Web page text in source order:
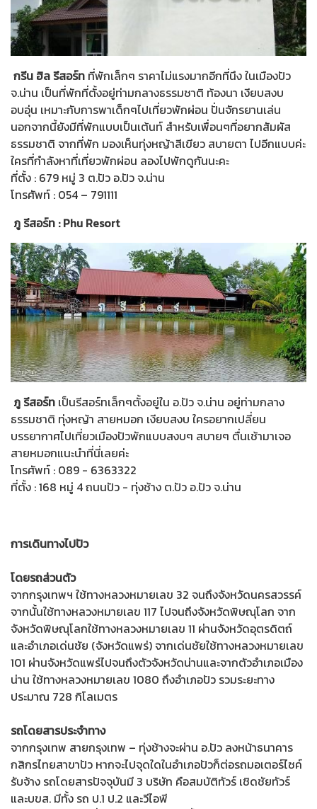
กรีน ฮิล รีสอร์ท ที่พักเล็กๆ ราคาไม่แรงมากอีกที่นึง ในเมืองปัว
จ.น่าน เป็นที่พักที่ตั้งอยู่ท่ามกลางธรรมชาติ ท้องนา เงียบสงบ
อบอุ่น เหมาะกับการพาเด็กๆไปเที่ยวพักผ่อน ปั่นจักรยานเล่น
นอกจากนี้ยังมีที่พักแบบเป็นเต้นท์ สำหรับเพื่อนๆที่อยากสัมผัส
ธรรมชาติ จากที่พัก มองเห็นทุ่งหญ้าสีเขียว สบายตา ไปอีกแบบค่ะ
ใครที่กำลังหาที่เที่ยวพักผ่อน ลองไปพักดูกันนะคะ
ที่ตั้ง : 679 หมู่ 3 ต.ปัว อ.ปัว จ.น่าน
โทรศัพท์ : 054 – 791111
ภู รีสอร์ท : Phu Resort
ภู รีสอร์ท เป็นรีสอร์ทเล็กๆตั้งอยู่ใน อ.ปัว จ.น่าน อยู่ท่ามกลาง
ธรรมชาติ ทุ่งหญ้า สายหมอก เงียบสงบ ใครอยากเปลี่ยน
บรรยากาศไปเที่ยวเมืองปัวพักแบบสงบๆ สบายๆ ตื่นเช้ามาเจอ
สายหมอกแนะนำที่นี่เลยค่ะ
โทรศัพท์ : 089 - 6363322
ที่ตั้ง : 168 หมู่ 4 ถนนปัว - ทุ่งช้าง ต.ปัว อ.ปัว จ.น่าน
การเดินทางไปปัว
โดยรถส่วนตัว
จากกรุงเทพฯ ใช้ทางหลวงหมายเลข 32 จนถึงจังหวัดนครสวรรค์
จากนั้นใช้ทางหลวงหมายเลข 117 ไปจนถึงจังหวัดพิษณุโลก จาก
จังหวัดพิษณุโลกใช้ทางหลวงหมายเลข 11 ผ่านจังหวัดอุตรดิตถ์
และอำเภอเด่นชัย (จังหวัดแพร่) จากเด่นชัยใช้ทางหลวงหมายเลข
101 ผ่านจังหวัดแพร่ไปจนถึงตัวจังหวัดน่านและจากตัวอำเภอเมือง
น่าน ใช้ทางหลวงหมายเลข 1080 ถึงอำเภอปัว รวมระยะทาง
ประมาณ 728 กิโลเมตร
รถโดยสารประจำทาง
จากกรุงเทพ สายกรุงเทพ – ทุ่งช้างจะผ่าน อ.ปัว ลงหน้าธนาคาร
กสิกรไทยสาขาปัว หากจะไปจุดใดในอำเภอปัวก็ต่อรถมอเตอร์ไซค์
รับจ้าง รถโดยสารปัจจุบันมี 3 บริษัท คือสมบัติทัวร์ เชิดชัยทัวร์
และบขส. มีทั้ง รถ ป.1 ป.2 และวีไอพี